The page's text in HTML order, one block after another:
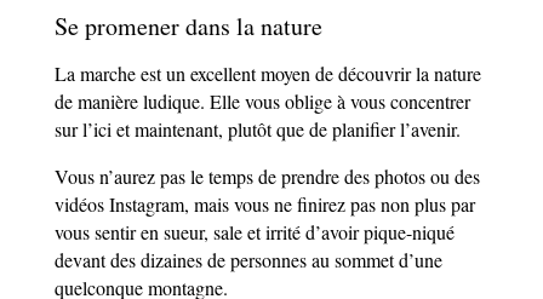
Se promener dans la nature
La marche est un excellent moyen de découvrir la nature
de manière ludique. Elle vous oblige à vous concentrer
sur l’ici et maintenant, plutôt que de planifier l’avenir.
Vous n’aurez pas le temps de prendre des photos ou des
vidéos Instagram, mais vous ne finirez pas non plus par
vous sentir en sueur, sale et irrité d’avoir pique-niqué
devant des dizaines de personnes au sommet d’une
quelconque montagne.